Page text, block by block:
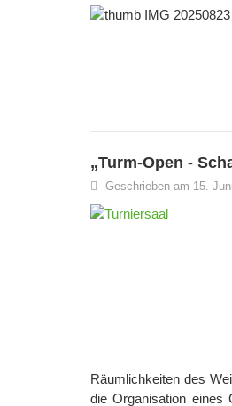
„Turm-Open -
Geschrieben am 15.
Räumlichkeiten des
die Organisation eines